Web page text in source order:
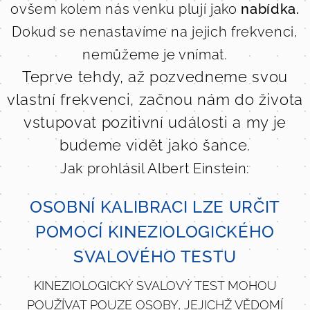
ovšem kolem nás venku plují jako nabídka.
Dokud se nenastavíme na jejich frekvenci,
nemůžeme je vnímat.
Teprve tehdy, až pozvedneme svou
vlastní frekvenci, začnou nám do života
vstupovat pozitivní události a my je
budeme vidět jako šance.
Jak prohlásil Albert Einstein:
OSOBNÍ KALIBRACI LZE URČIT
POMOCÍ KINEZIOLOGICKÉHO
SVALOVÉHO TESTU
KINEZIOLOGICKÝ SVALOVÝ TEST MOHOU
POUŽÍVAT POUZE OSOBY, JEJICHŽ VĚDOMÍ